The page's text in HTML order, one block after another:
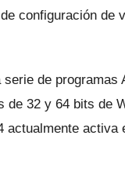
configuración de
de programas
de 32 y 64 bits de
actualmente